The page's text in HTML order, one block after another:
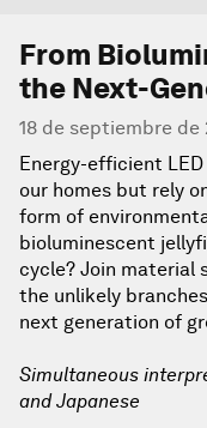
From
the Next-
18 de septiembre de
Energy-efficient
our homes but rely
form of
bioluminescent
cycle? Join material
the unlikely
next generation of
Simultaneous
and Japanese